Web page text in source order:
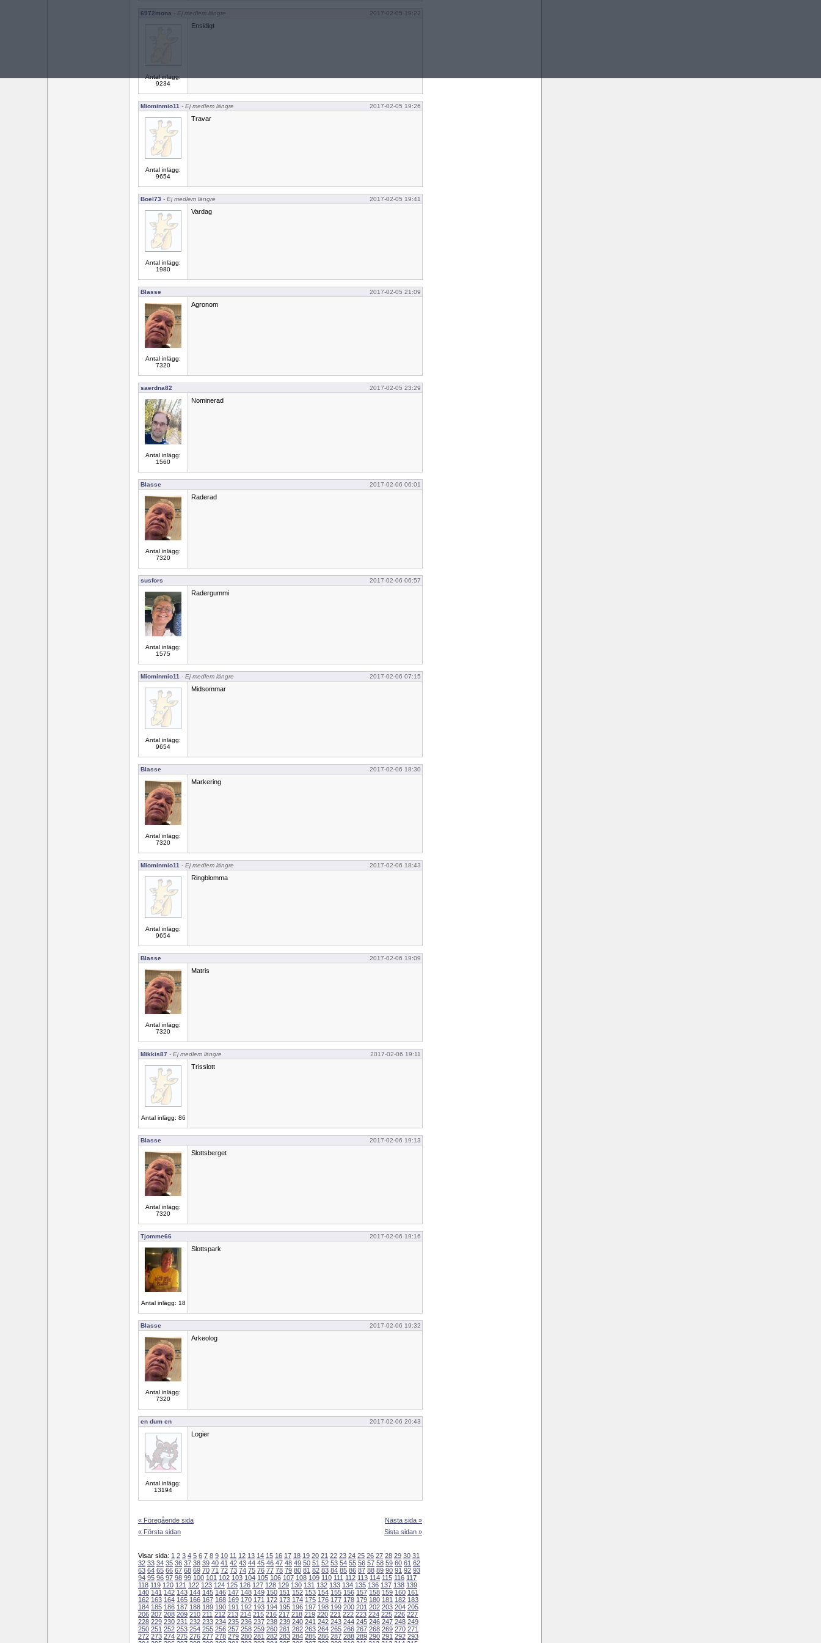
6972mona - Ej medlem längre 2017-02-05 19:22
Antal inlägg:
9234
Ensidigt
Miominmio11 - Ej medlem längre 2017-02-05 19:26
Antal inlägg:
9654
Travar
Boel73 - Ej medlem längre 2017-02-05 19:41
Antal inlägg:
1980
Vardag
Blasse 2017-02-05 21:09
Antal inlägg:
7320
Agronom
saerdna82 2017-02-05 23:29
Antal inlägg:
1560
Nominerad
Blasse 2017-02-06 06:01
Antal inlägg:
7320
Raderad
susfors 2017-02-06 06:57
Antal inlägg:
1575
Radergummi
Miominmio11 - Ej medlem längre 2017-02-06 07:15
Antal inlägg:
9654
Midsommar
Blasse 2017-02-06 18:30
Antal inlägg:
7320
Markering
Miominmio11 - Ej medlem längre 2017-02-06 18:43
Antal inlägg:
9654
Ringblomma
Blasse 2017-02-06 19:09
Antal inlägg:
7320
Matris
Mikkis87 - Ej medlem längre 2017-02-06 19:11
Antal inlägg: 86
Trisslott
Blasse 2017-02-06 19:13
Antal inlägg:
7320
Slottsberget
Tjomme66 2017-02-06 19:16
Antal inlägg: 18
Slottspark
Blasse 2017-02-06 19:32
Antal inlägg:
7320
Arkeolog
en dum en 2017-02-06 20:43
Antal inlägg:
13194
Logier
« Föregående sida
« Första sidan
Nästa sida »
Sista sidan »
Visar sida: 1 2 3 4 5 6 7 8 9 10 11 12 13 14 15 16 17 18 19 20 21 22 23 24 25 26 27 28 29 30 31
32 33 34 35 36 37 38 39 40 41 42 43 44 45 46 47 48 49 50 51 52 53 54 55 56 57 58 59 60 61 62
63 64 65 66 67 68 69 70 71 72 73 74 75 76 77 78 79 80 81 82 83 84 85 86 87 88 89 90 91 92 93
94 95 96 97 98 99 100 101 102 103 104 105 106 107 108 109 110 111 112 113 114 115 116 117
118 119 120 121 122 123 124 125 126 127 128 129 130 131 132 133 134 135 136 137 138 139
140 141 142 143 144 145 146 147 148 149 150 151 152 153 154 155 156 157 158 159 160 161
162 163 164 165 166 167 168 169 170 171 172 173 174 175 176 177 178 179 180 181 182 183
184 185 186 187 188 189 190 191 192 193 194 195 196 197 198 199 200 201 202 203 204 205
206 207 208 209 210 211 212 213 214 215 216 217 218 219 220 221 222 223 224 225 226 227
228 229 230 231 232 233 234 235 236 237 238 239 240 241 242 243 244 245 246 247 248 249
250 251 252 253 254 255 256 257 258 259 260 261 262 263 264 265 266 267 268 269 270 271
272 273 274 275 276 277 278 279 280 281 282 283 284 285 286 287 288 289 290 291 292 293